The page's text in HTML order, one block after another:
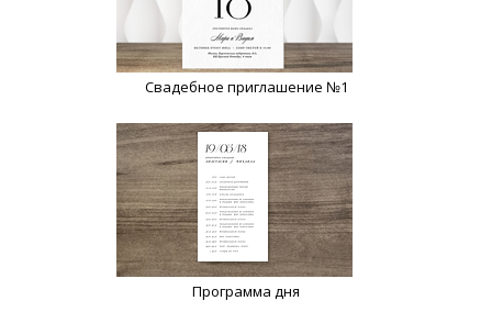
Свадебное приглашение №1
Программа дня